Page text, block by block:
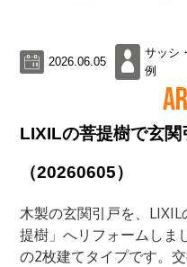
2026.06.05
サッシ
例
LIXILの菩提樹で玄関
（20260605）